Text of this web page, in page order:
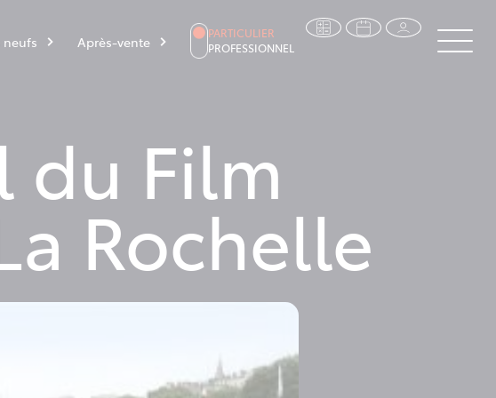
neufs Après-vente
PARTICULIER
PROFESSIONNEL
du Film
Rochelle